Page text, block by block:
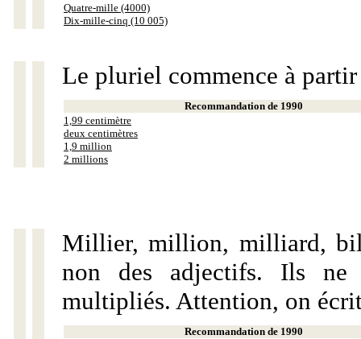
Quatre-mille (4000)
Dix-mille-cinq (10 005)
Le pluriel commence à
Recommandation de 1990
1,99 centimètre
deux centimètres
1,9 million
2 millions
Millier, million, milliard,
non des adjectifs. Ils ne
multipliés. Attention, on
Recommandation de 1990